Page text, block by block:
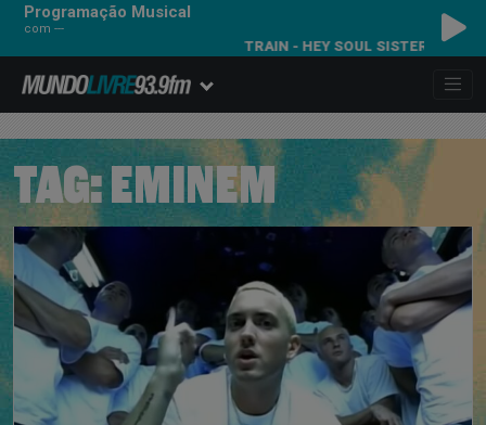
Programação Musical
com ---
TRAIN - HEY SOUL SISTER
TAG: EMINEM